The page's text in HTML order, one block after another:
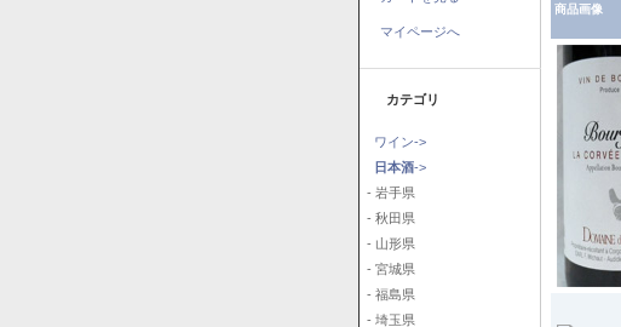
マイページへ
カテゴリ
ワイン->
日本酒->
- 岩手県
- 秋田県
- 山形県
- 宮城県
- 福島県
- 埼玉県
商品画像